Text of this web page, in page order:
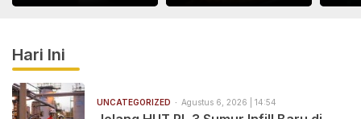
Hari Ini
UNCATEGORIZED Agustus 6, 2026 | 14:54